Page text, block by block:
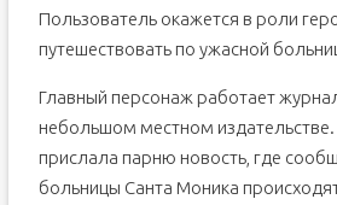
Пользователь окажется в роли
путешествовать по ужасной
Главный персонаж работает
небольшом местном
прислала парню новость, где
больницы Санта Моника